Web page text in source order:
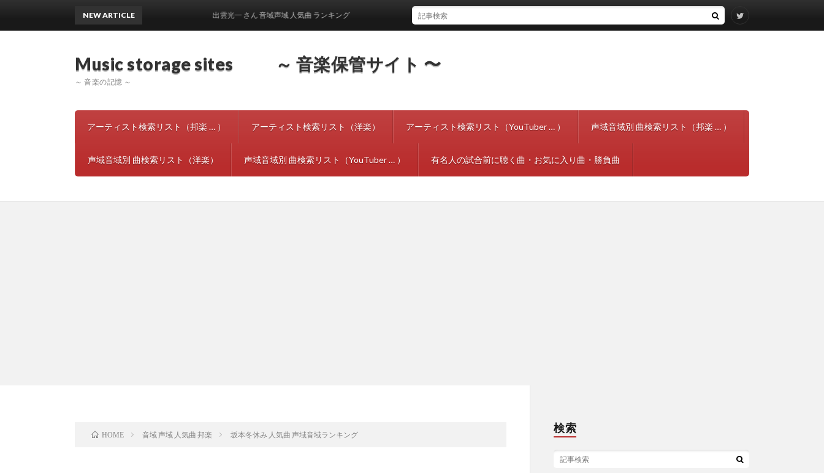
Music storage sites ～ 音楽保管サイト 〜
～ 音楽の記憶 ～
アーティスト検索リスト（邦楽 … ） アーティスト検索リスト（洋楽） アーティスト検索リスト（YouTuber … ） 声域音域別 曲検索リスト（邦楽 … ）
声域音域別 曲検索リスト（洋楽） 声域音域別 曲検索リスト（YouTuber … ） 有名人の試合前に聴く曲・お気に入り曲・勝負曲
NEW ARTICLE 出雲光一 さん 音域声域 人気曲 ランキング
HOME 音域 声域 人気曲 邦楽 坂本冬休み 人気曲 声域音域ランキング
検索